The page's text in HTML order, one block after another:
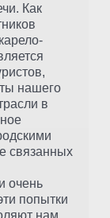
Как
нашего
в
связанных
очень
попытки
нам